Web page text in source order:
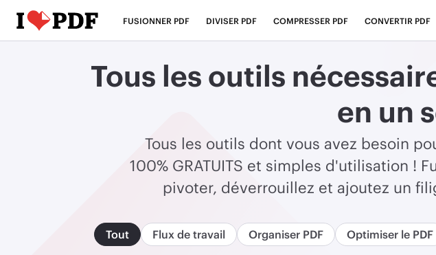
FUSIONNER PDF DIVISER PDF COMPRESSER PDF CONVERTIR PDF
Tous les outils
en un
Tous les outils dont vous avez besoin
100% GRATUITS et simples d'utilisation !
pivoter, déverrouillez et ajoutez un
Tout Flux de travail Organiser PDF Optimiser le PDF